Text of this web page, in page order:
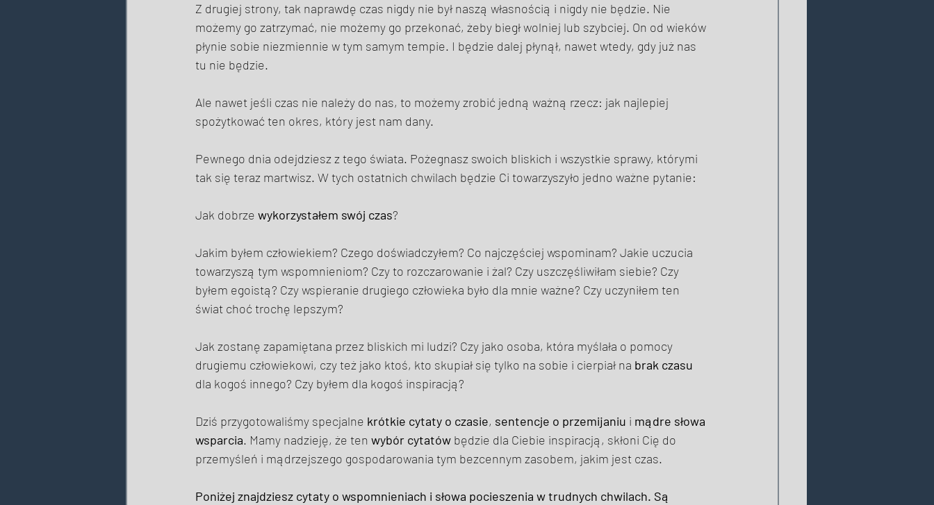
Z drugiej strony, tak naprawdę czas nigdy nie był naszą własnością i nigdy nie będzie. Nie
możemy go zatrzymać, nie możemy go przekonać, żeby biegł wolniej lub szybciej. On od wieków
płynie sobie niezmiennie w tym samym tempie. I będzie dalej płynął, nawet wtedy, gdy już nas
tu nie będzie.
Ale nawet jeśli czas nie należy do nas, to możemy zrobić jedną ważną rzecz: jak najlepiej
spożytkować ten okres, który jest nam dany.
Pewnego dnia odejdziesz z tego świata. Pożegnasz swoich bliskich i wszystkie sprawy, którymi
tak się teraz martwisz. W tych ostatnich chwilach będzie Ci towarzyszyło jedno ważne pytanie:
Jak dobrze wykorzystałem swój czas?
Jakim byłem człowiekiem? Czego doświadczyłem? Co najczęściej wspominam? Jakie uczucia
towarzyszą tym wspomnieniom? Czy to rozczarowanie i żal? Czy uszczęśliwiłam siebie? Czy
byłem egoistą? Czy wspieranie drugiego człowieka było dla mnie ważne? Czy uczyniłem ten
świat choć trochę lepszym?
Jak zostanę zapamiętana przez bliskich mi ludzi? Czy jako osoba, która myślała o pomocy
drugiemu człowiekowi, czy też jako ktoś, kto skupiał się tylko na sobie i cierpiał na brak czasu
dla kogoś innego? Czy byłem dla kogoś inspiracją?
Dziś przygotowaliśmy specjalne krótkie cytaty o czasie, sentencje o przemijaniu i mądre słowa
wsparcia. Mamy nadzieję, że ten wybór cytatów będzie dla Ciebie inspiracją, skłoni Cię do
przemyśleń i mądrzejszego gospodarowania tym bezcennym zasobem, jakim jest czas.
Poniżej znajdziesz cytaty o wspomnieniach i słowa pocieszenia w trudnych chwilach. Są